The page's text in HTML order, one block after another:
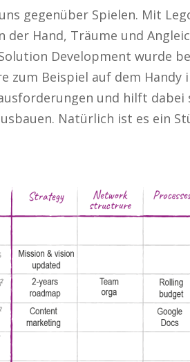
gegenüber Spielen. Mit
der Hand, Träume und
Development wurde
zum Beispiel auf dem
und hilft
Natürlich ist es ein